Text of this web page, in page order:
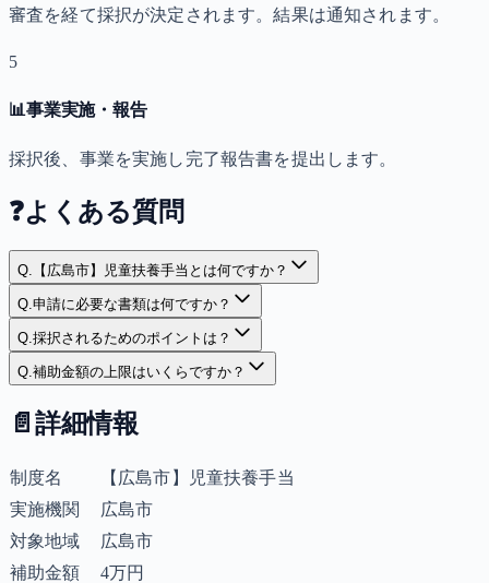
審査を経て採択が決定されます。結果は通知されます。
5
📊事業実施・報告
採択後、事業を実施し完了報告書を提出します。
❓よくある質問
Q. 【広島市】児童扶養手当とは何ですか？
Q.申請に必要な書類は何ですか？
Q.採択されるためのポイントは？
Q.補助金額の上限はいくらですか？
📄 詳細情報
制度名
【広島市】児童扶養手当
実施機関
広島市
対象地域
広島市
補助金額
4万円